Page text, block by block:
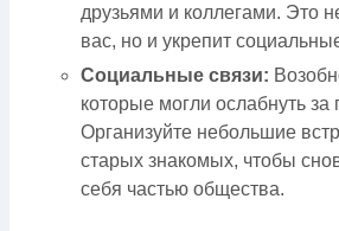
друзьями и коллегами. Это
вас, но и укрепит
Социальные связи:
которые могли ослабнуть за
Организуйте небольшие
старых знакомых, чтобы
себя частью общества.